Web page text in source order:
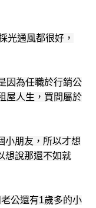
光通風都很好，
因為任職於行銷公
屋人生，買間屬於
小朋友，所以才想
想說那還不如就
公還有1歲多的小